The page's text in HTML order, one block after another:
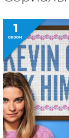
1
сезон